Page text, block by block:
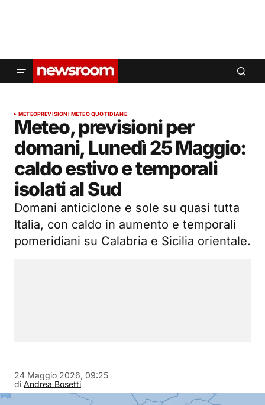
METEOPREVISIONI METEO QUOTIDIANE
Meteo, previsioni per
domani, Lunedì 25 Maggio:
caldo estivo e temporali
isolati al Sud
Domani anticiclone e sole su quasi tutta
Italia, con caldo in aumento e temporali
pomeridiani su Calabria e Sicilia orientale.
di Andrea Bosetti
24 Maggio 2026, 09:25